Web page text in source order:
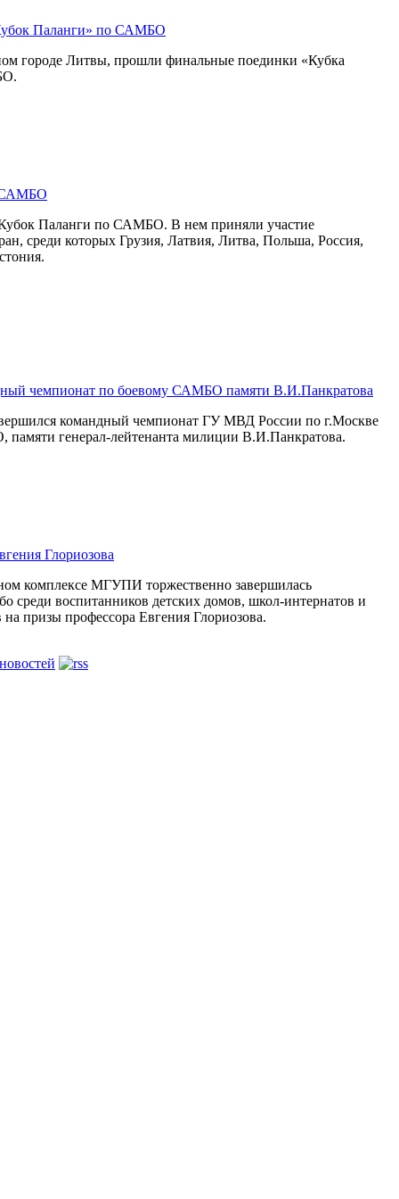
Паланги» по САМБО
городе Литвы, прошли финальные поединки «Кубка
САМБО
Паланги по САМБО. В нем приняли участие
среди которых Грузия, Латвия, Литва, Польша, Россия,
чемпионат по боевому САМБО памяти В.И.Панкратова
командный чемпионат ГУ МВД России по г.Москве
генерал-лейтенанта милиции В.И.Панкратова.
Глориозова
комплексе МГУПИ торжественно завершилась
среди воспитанников детских домов, школ-интернатов и
на призы профессора Евгения Глориозова.